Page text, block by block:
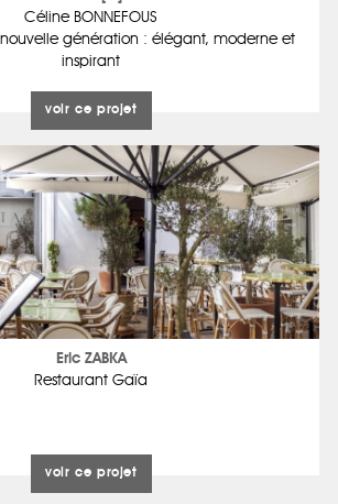
Céline BONNEFOUS
nouvelle génération : élégant, moderne et
inspirant
voir ce projet
Eric ZABKA
Restaurant Gaïa
voir ce projet